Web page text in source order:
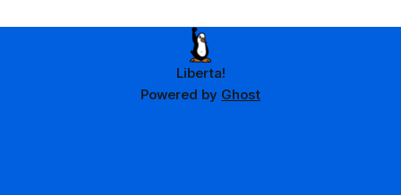
Liberta!
Powered by Ghost